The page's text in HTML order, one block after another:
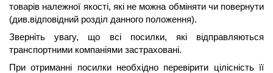
товарів належної якості, які не можна обміняти чи повернути
(див.відповідний розділ данного положення).
Зверніть увагу, що всі посилки, які відправляються
транспортними компаніями застраховані.
При отриманні посилки необхідно перевірити цілісність її